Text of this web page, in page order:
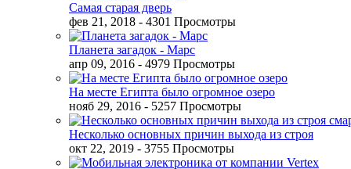
Самая старая дверь
фев 21, 2018 - 4301 Просмотры
Планета загадок - Марс
апр 09, 2016 - 4979 Просмотры
На месте Египта было огромное озеро
нояб 29, 2016 - 5257 Просмотры
Несколько основных причин выхода из строя
окт 22, 2019 - 3755 Просмотры